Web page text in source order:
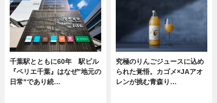
千葉駅とともに60年 駅ビル
『ペリエ千葉』はなぜ"地元の
日常"であり続…
究極のりんごジュースに込め
られた覚悟。カゴメ×JAアオ
レンが挑む青森り…